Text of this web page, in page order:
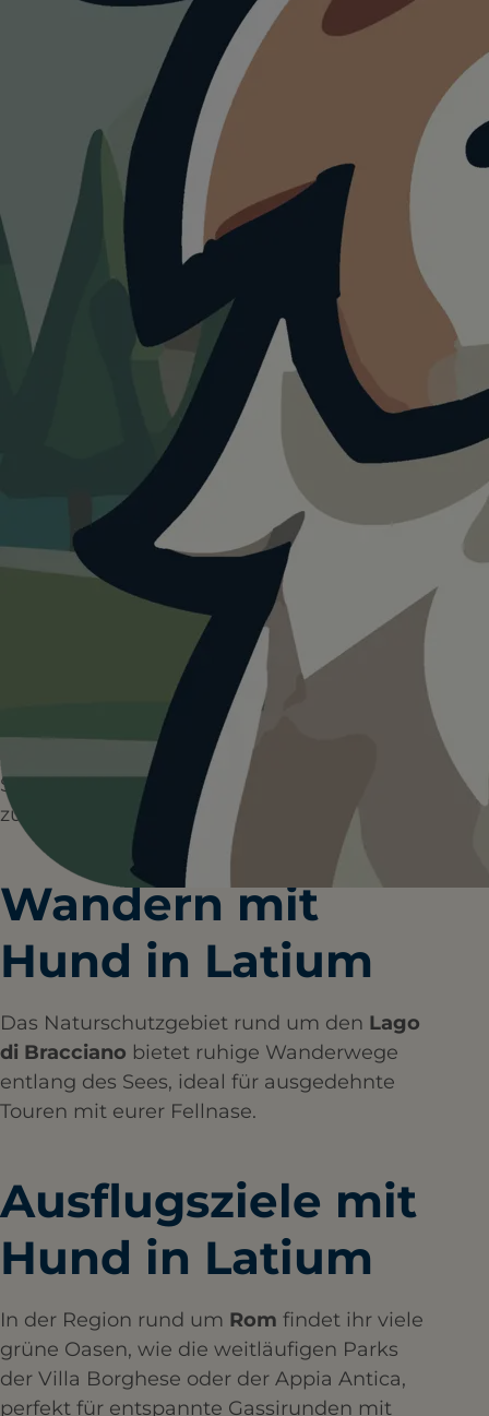
Urlaub mit
Hund im
Latium
mit
Hund.
0+
HUNDEPLÄTZE
1+
HUNDESTRÄNDE
0+
WANDERUNGEN
0+
RESTAURANTS
Latium verbindet spannende Geschichte
mit abwechslungsreicher Natur. Ihr und
euer Vierbeiner könnt hier entspannte
Spaziergänge in Parks genießen und
zugleich antike Stätten entdecken.
Wandern mit
Hund in Latium
Das Naturschutzgebiet rund um den Lago
di Bracciano bietet ruhige Wanderwege
entlang des Sees, ideal für ausgedehnte
Touren mit eurer Fellnase.
Ausflugsziele mit
Hund in Latium
In der Region rund um Rom findet ihr viele
grüne Oasen, wie die weitläufigen Parks
der Villa Borghese oder der Appia Antica,
perfekt für entspannte Gassirunden mit